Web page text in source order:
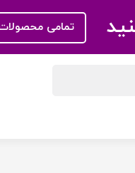
تمامی